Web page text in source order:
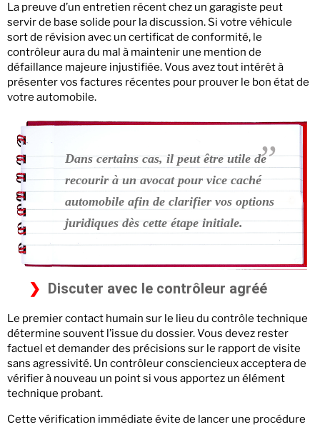
La preuve d’un entretien récent chez un garagiste peut
servir de base solide pour la discussion. Si votre véhicule
sort de révision avec un certificat de conformité, le
contrôleur aura du mal à maintenir une mention de
défaillance majeure injustifiée. Vous avez tout intérêt à
présenter vos factures récentes pour prouver le bon état de
votre automobile.
Dans certains cas, il peut être utile de
recourir à un avocat pour vice caché
automobile afin de clarifier vos options
juridiques dès cette étape initiale.
Discuter avec le contrôleur agréé
Le premier contact humain sur le lieu du contrôle technique
détermine souvent l’issue du dossier. Vous devez rester
factuel et demander des précisions sur le rapport de visite
sans agressivité. Un contrôleur consciencieux acceptera de
vérifier à nouveau un point si vous apportez un élément
technique probant.
Cette vérification immédiate évite de lancer une procédure